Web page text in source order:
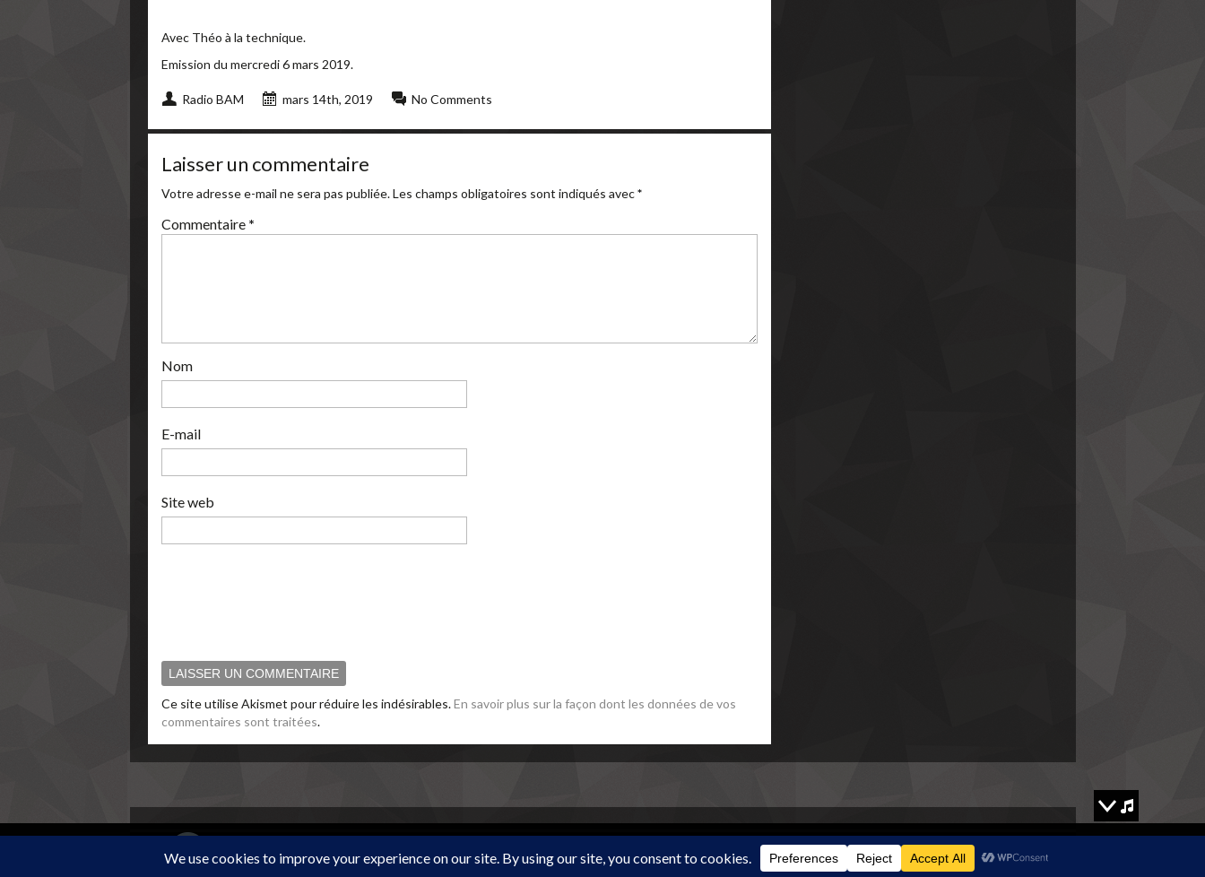
Radio BAM 00:00
Avec Théo à la technique.
Emission du mercredi 6 mars 2019.
Radio BAM mars 14th, 2019 No Comments
Laisser un commentaire
Votre adresse e-mail ne sera pas publiée. Les champs obligatoires sont indiqués avec*
Commentaire *
Nom
E-mail
Site web
Ce site utilise Akismet pour réduire les indésirables.En savoir plus sur la façon dont les données de vos
commentaires sont traitées.
© 2026 RADIO BAM. All Rights Reserved.